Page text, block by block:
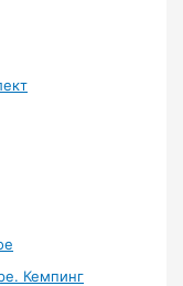
Кемпинг